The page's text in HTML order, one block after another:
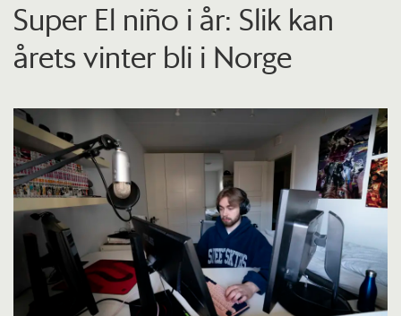
Super El niño i år: Slik kan
årets vinter bli i Norge